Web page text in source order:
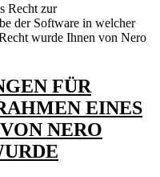
Recht zur
der Software in welcher
wurde Ihnen von Nero
FÜR
EINES
NERO